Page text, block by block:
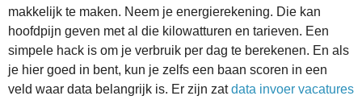
makkelijk te maken. Neem je energierekening. Die kan
hoofdpijn geven met al die kilowatturen en tarieven. Een
simpele hack is om je verbruik per dag te berekenen. En als
je hier goed in bent, kun je zelfs een baan scoren in een
veld waar data belangrijk is. Er zijn zatdata invoer vacatures